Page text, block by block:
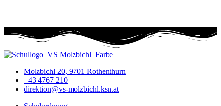
Molzbichl 20, 9701 Rothenthurn
+43 4767 210
direktion@vs-molzbichl.ksn.at